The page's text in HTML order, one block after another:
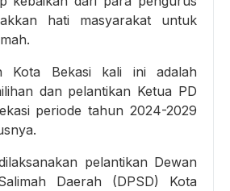
hati masyarakat untuk
Kota Bekasi kali ini adalah
dan pelantikan Ketua PD
periode tahun 2024-2029
pelantikan Dewan
Daerah (DPSD) Kota